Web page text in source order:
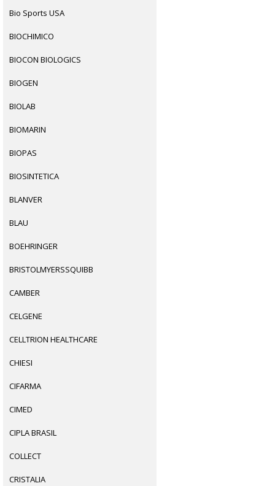
Bio Sports USA
BIOCHIMICO
BIOCON BIOLOGICS
BIOGEN
BIOLAB
BIOMARIN
BIOPAS
BIOSINTETICA
BLANVER
BLAU
BOEHRINGER
BRISTOLMYERSSQUIBB
CAMBER
CELGENE
CELLTRION HEALTHCARE
CHIESI
CIFARMA
CIMED
CIPLA BRASIL
COLLECT
CRISTALIA